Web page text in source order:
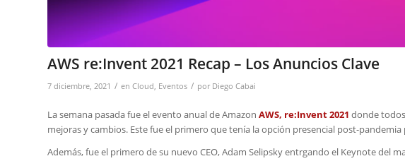
AWS re:Invent 2021 Recap – Los Anuncios Clave
7 diciembre, 2021 / en Cloud Eventos / por Diego Cabai
La semana pasada fue el evento anual de Amazon AWS, re:Invent 2021 donde
mejoras y cambios. Este fue el primero que tenía la opción presencial post-pandemia
Además, fue el primero de su nuevo CEO, Adam Selipsky entrgando el Keynote del